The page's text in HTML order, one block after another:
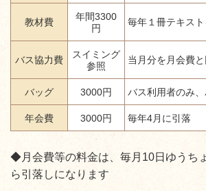
教材費
年間3300
円
毎年１冊テキス
バス協力費
スイミング
参照
当月分を月会費
バッグ 3000円 バス利用者のみ
年会費 3000円 毎年4月に引落
◆月会費等の料金は、毎月10日ゆうち
ら引落しになります